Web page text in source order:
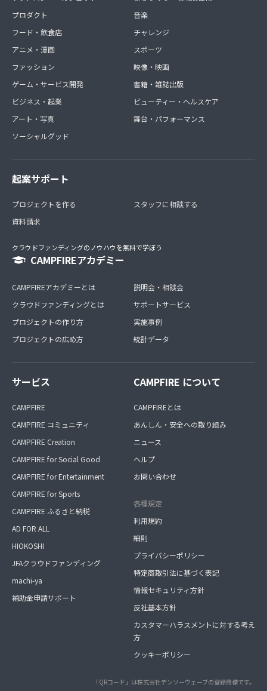
プロダクト
フード・飲食店
アニメ・漫画
ファッション
ゲーム・サービス開発
ビジネス・起業
アート・写真
ソーシャルグッド
音楽
チャレンジ
スポーツ
映像・映画
書籍・雑誌出版
ビューティー・ヘルスケア
舞台・パフォーマンス
起案サポート
プロジェクトを作る
資料請求
スタッフに相談する
クラウドファンディングのノウハウを無料で学ぼう
CAMPFIREアカデミー
CAMPFIREアカデミーとは
クラウドファンディングとは
プロジェクトの作り方
プロジェクトの広め方
説明会・相談会
サポートサービス
実施事例
統計データ
サービス
CAMPFIRE
CAMPFIRE コミュニティ
CAMPFIRE Creation
CAMPFIRE for Social Good
CAMPFIRE for Entertainment
CAMPFIRE for Sports
CAMPFIRE ふるさと納税
AD FOR ALL
HIOKOSHI
JFAクラウドファンディング
machi-ya
補助金申請サポート
CAMPFIRE について
CAMPFIREとは
あんしん・安全への取り組み
ニュース
ヘルプ
お問い合わせ
各種規定
利用規約
細則
プライバシーポリシー
特定商取引法に基づく表記
情報セキュリティ方針
反社基本方針
カスタマーハラスメントに対する考え
方
クッキーポリシー
「QRコード」は株式会社デンソーウェーブの登録商標です。